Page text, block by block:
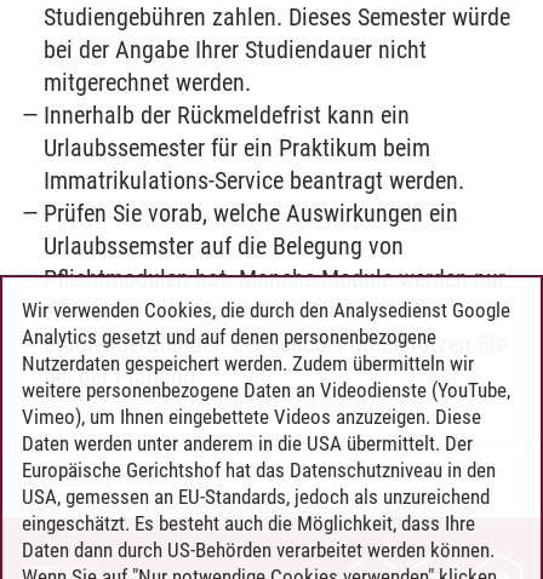
Studiengebühren zahlen. Dieses Semester würde
bei der Angabe Ihrer Studiendauer nicht
mitgerechnet werden.
Innerhalb der Rückmeldefrist kann ein
Urlaubssemester für ein Praktikum beim
Immatrikulations-Service beantragt werden.
Prüfen Sie vorab, welche Auswirkungen ein
Urlaubssemster auf die Belegung von
Pflichtmodulen hat. Manche Module werden nur
einmal im Jahr angeboten. Die
Studienberatungen der Schools unterstützen Sie
bei der Planung.
Career Service/ 09.05.2025
KONTAKT
Wir verwenden Cookies, die durch den Analysedienst Google
Analytics gesetzt und auf denen personenbezogene
Nutzerdaten gespeichert werden. Zudem übermitteln wir
weitere personenbezogene Daten an Videodienste (YouTube,
Vimeo), um Ihnen eingebettete Videos anzuzeigen. Diese
Daten werden unter anderem in die USA übermittelt. Der
Europäische Gerichtshof hat das Datenschutzniveau in den
USA, gemessen an EU-Standards, jedoch als unzureichend
eingeschätzt. Es besteht auch die Möglichkeit, dass Ihre
Daten dann durch US-Behörden verarbeitet werden können.